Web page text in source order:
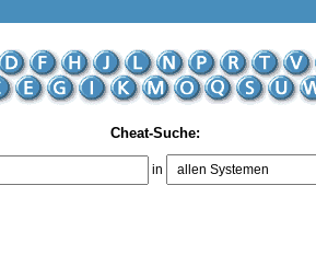
Cheat-Suche:
in